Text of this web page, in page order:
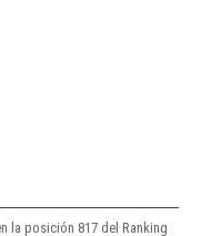
la posición 817 del Ranking